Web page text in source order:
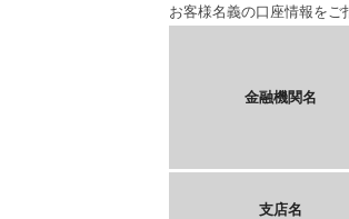
お客様名義の口座情報をご
金融機関名
支店名